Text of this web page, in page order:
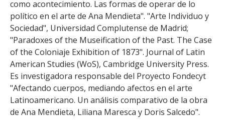
como acontecimiento. Las formas de operar de lo
político en el arte de Ana Mendieta". "Arte Individuo y
Sociedad", Universidad Complutense de Madrid;
"Paradoxes of the Museification of the Past. The Case
of the Coloniaje Exhibition of 1873". Journal of Latin
American Studies (WoS), Cambridge University Press.
Es investigadora responsable del Proyecto Fondecyt
"Afectando cuerpos, mediando afectos en el arte
Latinoamericano. Un análisis comparativo de la obra
de Ana Mendieta, Liliana Maresca y Doris Salcedo".